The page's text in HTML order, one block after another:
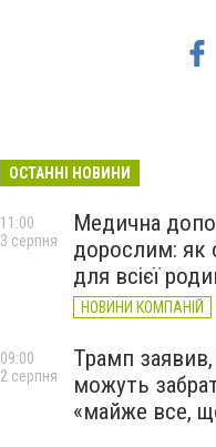
ОСТАННІ НОВИНИ
Медична
дорослим: як
для всієї
НОВИНИ КОМПАНІЙ
11:00
3 серпня
Трамп
можуть
«майже все,
09:00
2 серпня